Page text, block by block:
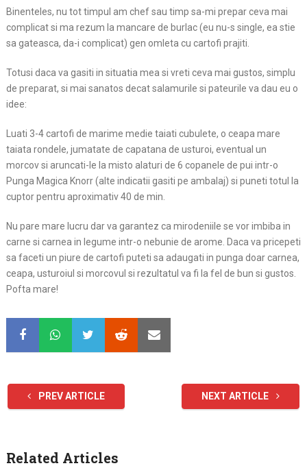
Binenteles, nu tot timpul am chef sau timp sa-mi prepar ceva mai
complicat si ma rezum la mancare de burlac (eu nu-s single, ea stie
sa gateasca, da-i complicat) gen omleta cu cartofi prajiti.
Totusi daca va gasiti in situatia mea si vreti ceva mai gustos, simplu
de preparat, si mai sanatos decat salamurile si pateurile va dau eu o
idee:
Luati 3-4 cartofi de marime medie taiati cubulete, o ceapa mare
taiata rondele, jumatate de capatana de usturoi, eventual un
morcov si aruncati-le la misto alaturi de 6 copanele de pui intr-o
Punga Magica Knorr (alte indicatii gasiti pe ambalaj) si puneti totul la
cuptor pentru aproximativ 40 de min.
Nu pare mare lucru dar va garantez ca mirodeniile se vor imbiba in
carne si carnea in legume intr-o nebunie de arome. Daca va pricepeti
sa faceti un piure de cartofi puteti sa adaugati in punga doar carnea,
ceapa, usturoiul si morcovul si rezultatul va fi la fel de bun si gustos.
Pofta mare!
PREV ARTICLE NEXT ARTICLE
Related Articles